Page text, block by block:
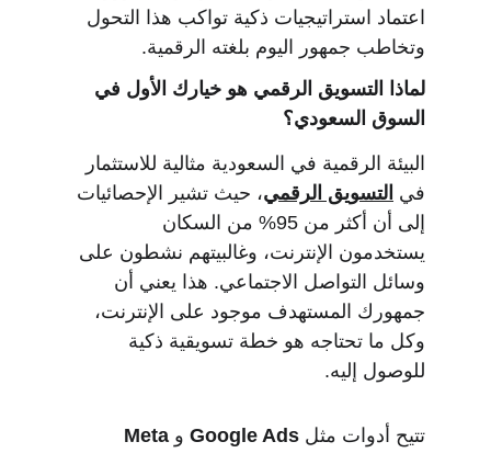
اعتماد استراتيجيات ذكية تواكب هذا التحول
وتخاطب جمهور اليوم بلغته الرقمية.
لماذا التسويق الرقمي هو خيارك الأول في
السوق السعودي؟
البيئة الرقمية في السعودية مثالية للاستثمار
في التسويق الرقمي، حيث تشير الإحصائيات
إلى أن أكثر من 95% من السكان
يستخدمون الإنترنت، وغالبيتهم نشطون على
وسائل التواصل الاجتماعي. هذا يعني أن
جمهورك المستهدف موجود على الإنترنت،
وكل ما تحتاجه هو خطة تسويقية ذكية
للوصول إليه.
تتيح أدوات مثل Google Ads و Meta